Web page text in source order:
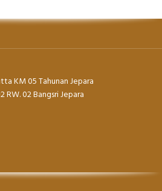
KM 05 Tahunan Jepara
RW. 02 Bangsri Jepara